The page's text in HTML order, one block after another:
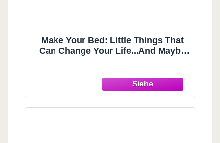
Make Your Bed: Little Things That
Can Change Your Life...And Maybe